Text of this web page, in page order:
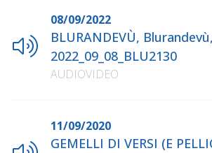
08/09/2022
BLURANDEVÙ,
2022_09_08_BLU2130
AUDIOVIDEO
11/09/2020
GEMELLI DI VERSI (E